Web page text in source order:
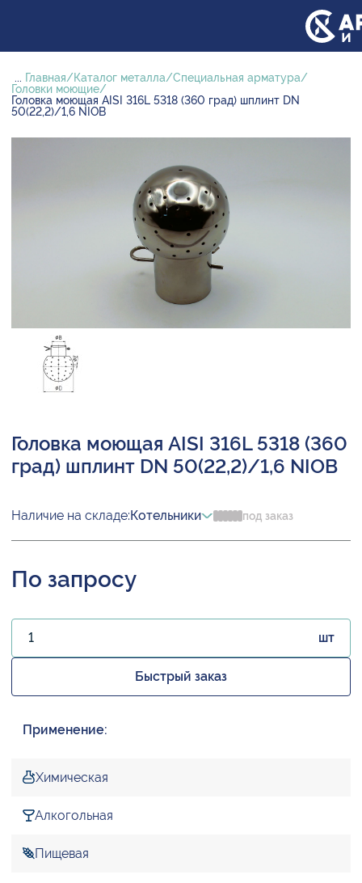
... Главная Каталог металла
Специальная арматура
Головки моющие
Головка моющая AISI 316L 5318 (360 град) шплинт DN
50(22,2)/1,6 NIOB
Головка моющая AISI 316L 5318 (360
град) шплинт DN 50(22,2)/1,6 NIOB
Наличие на складе:Котельники под заказ
По запросу
шт
Быстрый заказ
Применение:
Химическая
Алкогольная
Пищевая